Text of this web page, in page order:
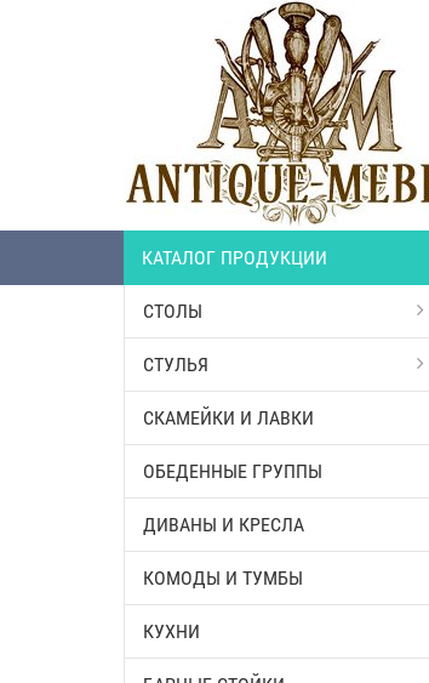
КАТАЛОГ ПРОДУКЦИИ
СТОЛЫ
СТУЛЬЯ
СКАМЕЙКИ И ЛАВКИ
ОБЕДЕННЫЕ ГРУППЫ
ДИВАНЫ И КРЕСЛА
КОМОДЫ И ТУМБЫ
КУХНИ